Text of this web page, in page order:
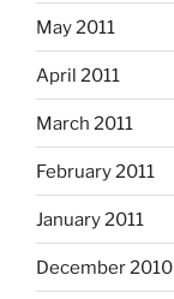
May 2011
April 2011
March 2011
February 2011
January 2011
December 2010